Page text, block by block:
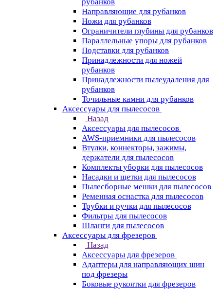
Направляющие для рубанков
Ножи для рубанков
Ограничители глубины для рубанков
Параллельные упоры для рубанков
Подставки для рубанков
Принадлежности для ножей
рубанков
Принадлежности пылеудаления для
рубанков
Точильные камни для рубанков
Аксессуары для пылесосов
Назад
Аксессуары для пылесосов
AWS-приемники для пылесосов
Втулки, коннекторы, зажимы,
держатели для пылесосов
Комплекты уборки для пылесосов
Насадки и щетки для пылесосов
Пылесборные мешки для пылесосов
Ременная оснастка для пылесосов
Трубки и ручки для пылесосов
Фильтры для пылесосов
Шланги для пылесосов
Аксессуары для фрезеров
Назад
Аксессуары для фрезеров
Адаптеры для направляющих шин
под фрезеры
Боковые рукоятки для фрезеров